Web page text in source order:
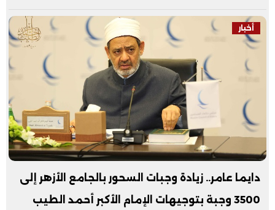
أخبار
دايما عامر.. زيادة وجبات السحور بالجامع الأزهر إلى
3500 وجبة بتوجيهات الإمام الأكبر أحمد الطيب